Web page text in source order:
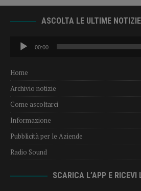
ASCOLTA LE ULTIME
Audio
Player
00:00
Home
Archivio notizie
Come ascoltarci
Informazione
Pubblicità per le Aziende
Radio Sound
SCARICA L’APP E RICEVI